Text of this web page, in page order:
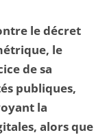
le décret
le
de sa
publiques,
la
alors que